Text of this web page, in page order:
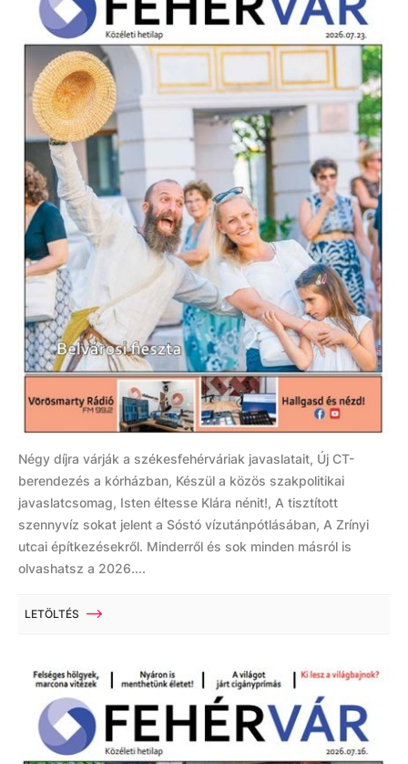
Négy díjra várják a székesfehérváriak javaslatait, Új CT-
berendezés a kórházban, Készül a közös szakpolitikai
javaslatcsomag, Isten éltesse Klára nénit!, A tisztított
szennyvíz sokat jelent a Sóstó vízutánpótlásában, A Zrínyi
utcai építkezésekről. Minderről és sok minden másról is
olvashatsz a 2026....
LETÖLTÉS